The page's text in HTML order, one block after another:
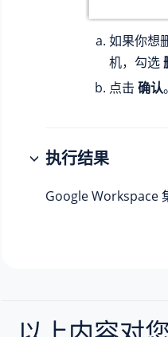
如果你想
机，勾选
点击 确认。
执行结果
Google Workspace